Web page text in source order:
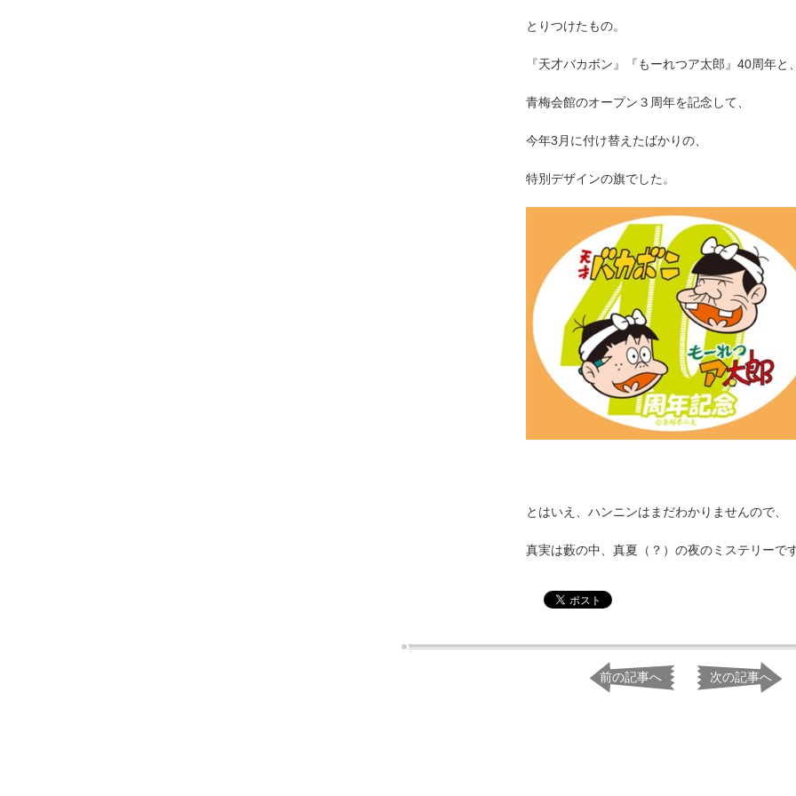
とりつけたもの。
『天才バカボン』『もーれつア太郎』40周年と
青梅会館のオープン３周年を記念して、
今年3月に付け替えたばかりの、
特別デザインの旗でした。
とはいえ、ハンニンはまだわかりませんので、
真実は藪の中、真夏（？）の夜のミステリーで
前の記事へ 次の記事へ